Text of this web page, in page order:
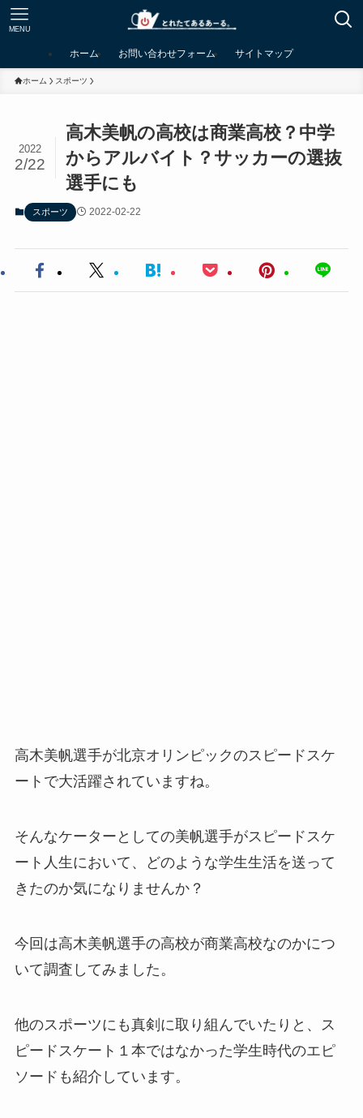
MENU
ホーム お問い合わせフォーム サイトマップ
ホーム スポーツ
高木美帆の高校は商業高校？中学
からアルバイト？サッカーの選抜
選手にも
2022
2/22
スポーツ 2022-02-22
高木美帆選手が北京オリンピックのスピードスケ
ートで大活躍されていますね。
そんなケーターとしての美帆選手がスピードスケ
ート人生において、どのような学生生活を送って
きたのか気になりませんか？
今回は高木美帆選手の高校が商業高校なのかにつ
いて調査してみました。
他のスポーツにも真剣に取り組んでいたりと、ス
ピードスケート１本ではなかった学生時代のエピ
ソードも紹介しています。